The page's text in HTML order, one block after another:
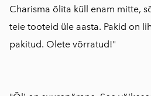
Charisma õlita küll enam mitte,
teie tooteid üle aasta. Pakid on
pakitud. Olete võrratud!"